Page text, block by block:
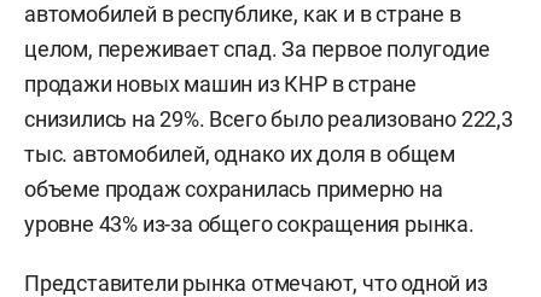
автомобилей в республике, как и в стране в
целом, переживает спад. За первое полугодие
продажи новых машин из КНР в стране
снизились на 29%. Всего было реализовано 222,3
тыс. автомобилей, однако их доля в общем
объеме продаж сохранилась примерно на
уровне 43% из-за общего сокращения рынка.
Представители рынка отмечают, что одной из